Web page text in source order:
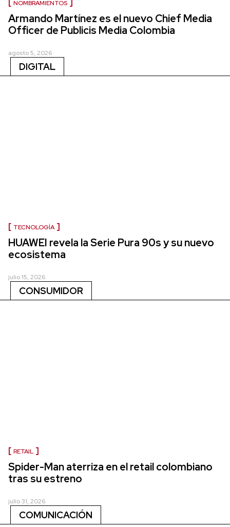
NOMBRAMIENTOS
Armando Martínez es el nuevo Chief Media
Officer de Publicis Media Colombia
agosto 5, 2026
DIGITAL
TECNOLOGÍA
HUAWEI revela la Serie Pura 90s y su nuevo
ecosistema
julio 15, 2026
CONSUMIDOR
RETAIL
Spider-Man aterriza en el retail colombiano
tras su estreno
julio 31, 2026
COMUNICACIÓN